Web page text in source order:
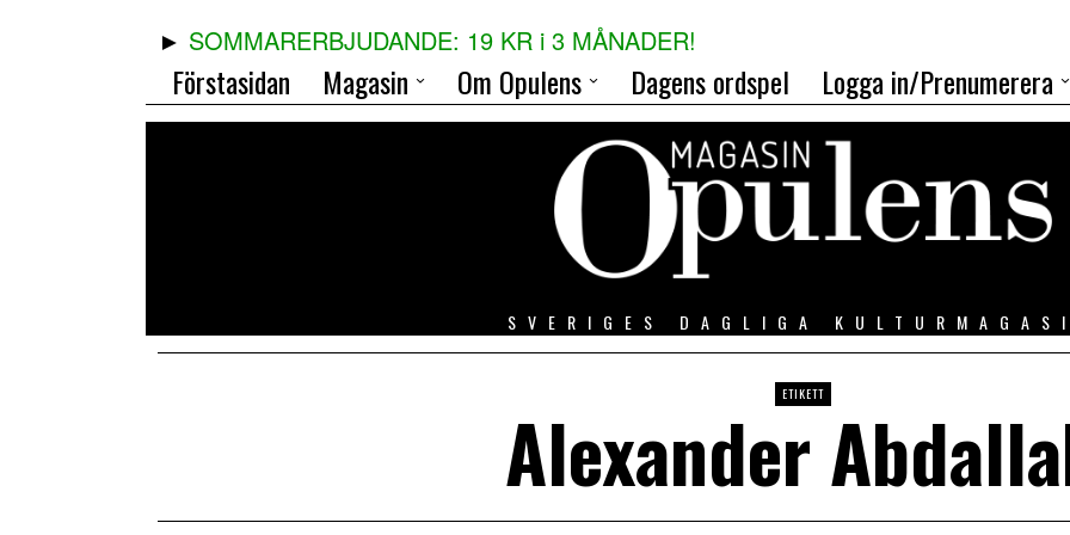
SOMMARERBJUDANDE: 19 KR i 3 MÅNADER!
Förstasidan Magasin Om Opulens Dagens ordspel Logga in/Prenumerera
SVERIGES DAGLIGA
ETIKETT
Alexander